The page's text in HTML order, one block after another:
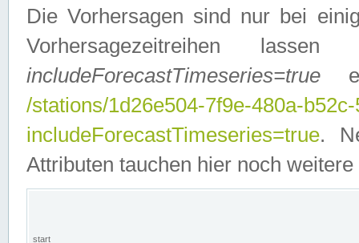
Die Vorhersagen sind nur bei
Vorhersagezeitreihen
includeForecastTimeseries=true
/stations/1d26e504-7f9e-480a-
includeForecastTimeseries=true.
Attributen tauchen hier noch weitere
start